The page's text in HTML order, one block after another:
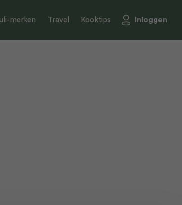
merken Travel Kooktips Inloggen